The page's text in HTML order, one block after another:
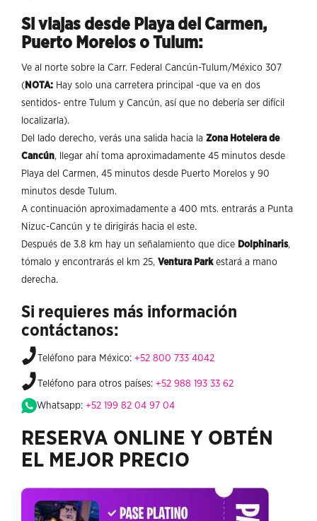
Si viajas desde Playa del Carmen,
Puerto Morelos o Tulum:
Ve al norte sobre la Carr. Federal Cancún-Tulum/México 307
( NOTA: Hay solo una carretera principal -que va en dos
sentidos- entre Tulum y Cancún, así que no debería ser difícil
localizarla).
Del lado derecho, verás una salida hacia la Zona Hotelera de
Cancún, llegar ahí toma aproximadamente 45 minutos desde
Playa del Carmen, 45 minutos desde Puerto Morelos y 90
minutos desde Tulum.
A continuación aproximadamente a 400 mts. entrarás a Punta
Nizuc-Cancún y te dirigirás hacia el este.
Después de 3.8 km hay un señalamiento que dice Dolphinaris,
tómalo y encontrarás el km 25, Ventura Parkestará a mano
derecha.
Si requieres más información
contáctanos:
Teléfono para México: +52 800 733 4042
Teléfono para otros países: +52 988 193 33 62
Whatsapp: +52 199 82 04 97 04
RESERVA ONLINE Y OBTÉN
EL MEJOR PRECIO